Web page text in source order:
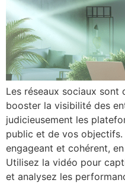
Les réseaux sociaux sont
booster la visibilité des
judicieusement les
public et de vos objectifs.
engageant et cohérent,
Utilisez la vidéo pour
et analysez les